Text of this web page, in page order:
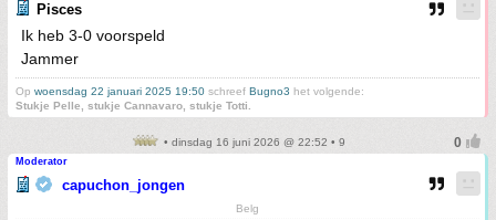
Pisces
Ik heb 3-0 voorspeld
Jammer
Op woensdag 22 januari 2025 19:50 schreef Bugno3 het volgende:
Stukje Pelle, stukje Cannavaro, stukje Totti.
• dinsdag 16 juni 2026 @ 22:52 • 9
Moderator
capuchon_jongen
Belg